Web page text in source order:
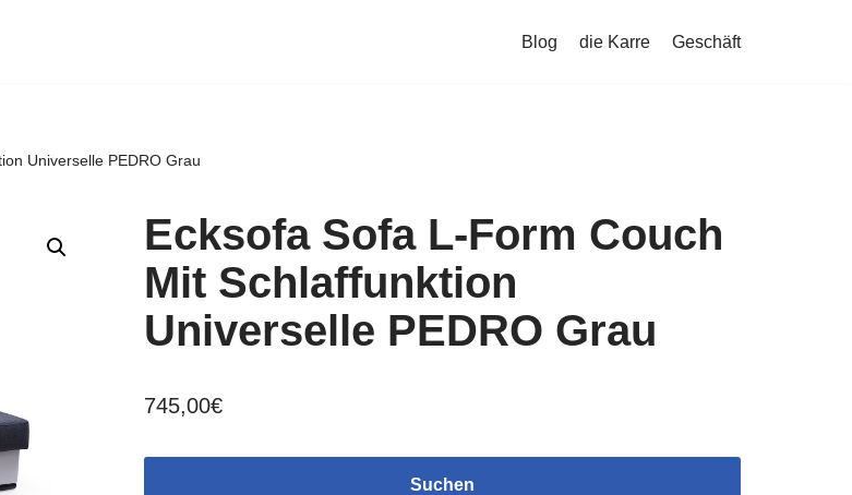
Blog die Karre Geschäft
Universelle PEDRO Grau
Ecksofa Sofa L-Form Couch
Mit Schlaffunktion
Universelle PEDRO Grau
745,00€
Suchen